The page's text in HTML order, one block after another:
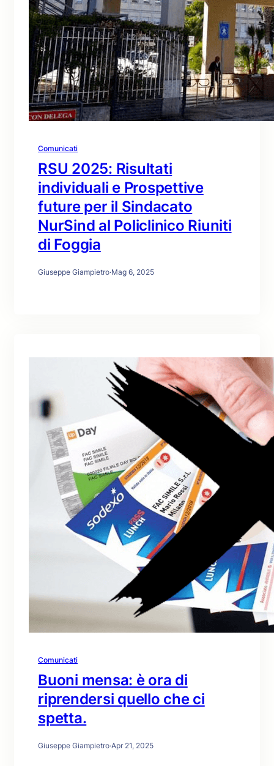
Comunicati
RSU 2025: Risultati
individuali e Prospettive
future per il Sindacato
NurSind al Policlinico Riuniti
di Foggia
Giuseppe Giampietro·Mag 6, 2025
Comunicati
Buoni mensa: è ora di
riprendersi quello che ci
spetta.
Giuseppe Giampietro·Apr 21, 2025